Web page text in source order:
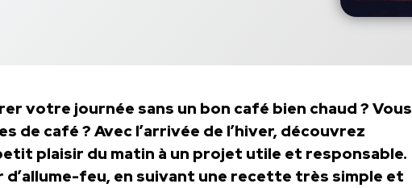
votre journée sans un bon café bien chaud ? Vous
de café ? Avec l’arrivée de l’hiver, découvrez
plaisir du matin à un projet utile et responsable.
feu, en suivant une recette très simple et